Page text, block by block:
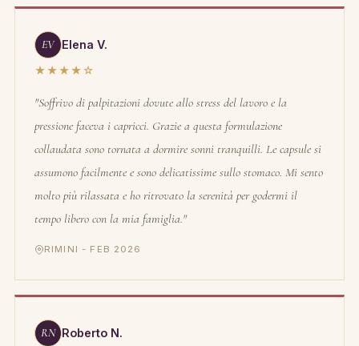
EV Elena V.
★★★★☆
"Soffrivo di palpitazioni dovute allo stress del lavoro e la
pressione faceva i capricci. Grazie a questa formulazione
collaudata sono tornata a dormire sonni tranquilli. Le capsule si
assumono facilmente e sono delicatissime sullo stomaco. Mi sento
molto più rilassata e ho ritrovato la serenità per godermi il
tempo libero con la mia famiglia."
RIMINI - FEB 2026
RN Roberto N.